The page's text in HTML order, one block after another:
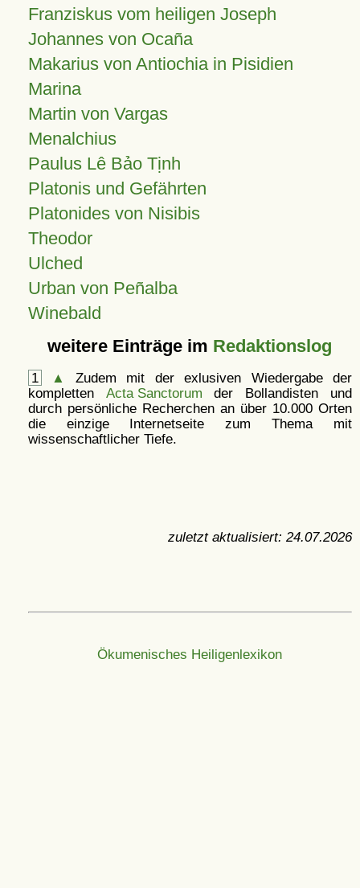
Franziskus vom heiligen Joseph
Johannes von Ocaña
Makarius von Antiochia in Pisidien
Marina
Martin von Vargas
Menalchius
Paulus Lê Bảo Tịnh
Platonis und Gefährten
Platonides von Nisibis
Theodor
Ulched
Urban von Peñalba
Winebald
weitere Einträge im Redaktionslog
1 ▲
Zudem mit der exlusiven Wiedergabe der
kompletten Acta Sanctorum der Bollandisten und
durch persönliche Recherchen an über 10.000 Orten
die einzige Internetseite zum Thema mit
wissenschaftlicher Tiefe.
zuletzt aktualisiert: 24.07.2026
Ökumenisches Heiligenlexikon